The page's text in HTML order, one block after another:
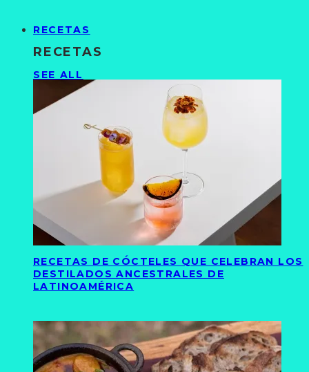
RECETAS
RECETAS
SEE ALL
RECETAS DE CÓCTELES QUE CELEBRAN LOS
DESTILADOS ANCESTRALES DE
LATINOAMÉRICA